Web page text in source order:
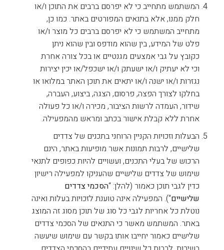
המשתמש מתחייב כי לא יפרסם ברבים את התוכן ו/או
חלק ממנו, אלא בתנאים המפורטים באתר. כמו כן,
מתחייב המשתמש כי לא יפרסם ברבים כל מוצר ו/או
פלט של המידע, בין שהוא מודפס ובין שהוא ניתן
כקובץ על גבי אמצעים מגנטיים או בכל צורה אחרת
וכי לא יעתיק ו/או ישעתק ו/או ישכפל/או יכין יצירות
נגזרות ו/או ישנה ו/או יתאים את תוכן האתר במלואו או
בחלקו לצורך הפצה, פרסום, הצגה, ביצוע, העברה,
שידור, העמדה לרשות הציבור, מכירה ו/או כל פעולה
אחרת ללא קבלת אישור בכתב ומראש מהמפעילה.
הבעלות וזכויות הקניין הרוחני בתכנים של צדדים
שלישיים, לרבות תמונות אשר מופיעות באתר, הינם
הרכוש של בעלי התכנים, ועשויים להיות כפופים לתנאי
שימוש של צדדים שלישיים שהעניקו למפעילה רישיון
כדין לגבי תוכן כאמור (להלן: “הסכמי צדדים
שלישיים“). המפעילה אינה טוענת לזכויות בעלות ואינה
נוטלת כל אחריות לגבי כל סוג של תוכן מסוג זה המוצג
באתר. המשתמש מאשר כי התנאים של הסכמי צדדים
שלישיים כאמור יחייבו אותו בקשר עם שימוש שיעשה